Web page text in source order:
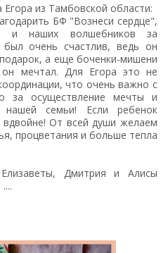
из Тамбовской области:
БФ "Вознеси сердце",
и наших волшебников за
был очень счастлив, ведь он
а еще боченки-мишени
мечтал. Для Егора это не
что очень важно с
за осуществление мечты и
нашей семьи! Если ребенок
вдвойне! От всей души желаем
процветания и больше тепла
Дмитрия и Алисы